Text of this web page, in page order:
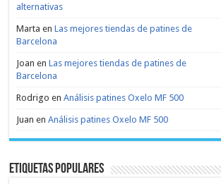
alternativas
Marta en Las mejores tiendas de patines de
Barcelona
Joan en Las mejores tiendas de patines de
Barcelona
Rodrigo en Análisis patines Oxelo MF 500
Juan en Análisis patines Oxelo MF 500
Etiquetas populares